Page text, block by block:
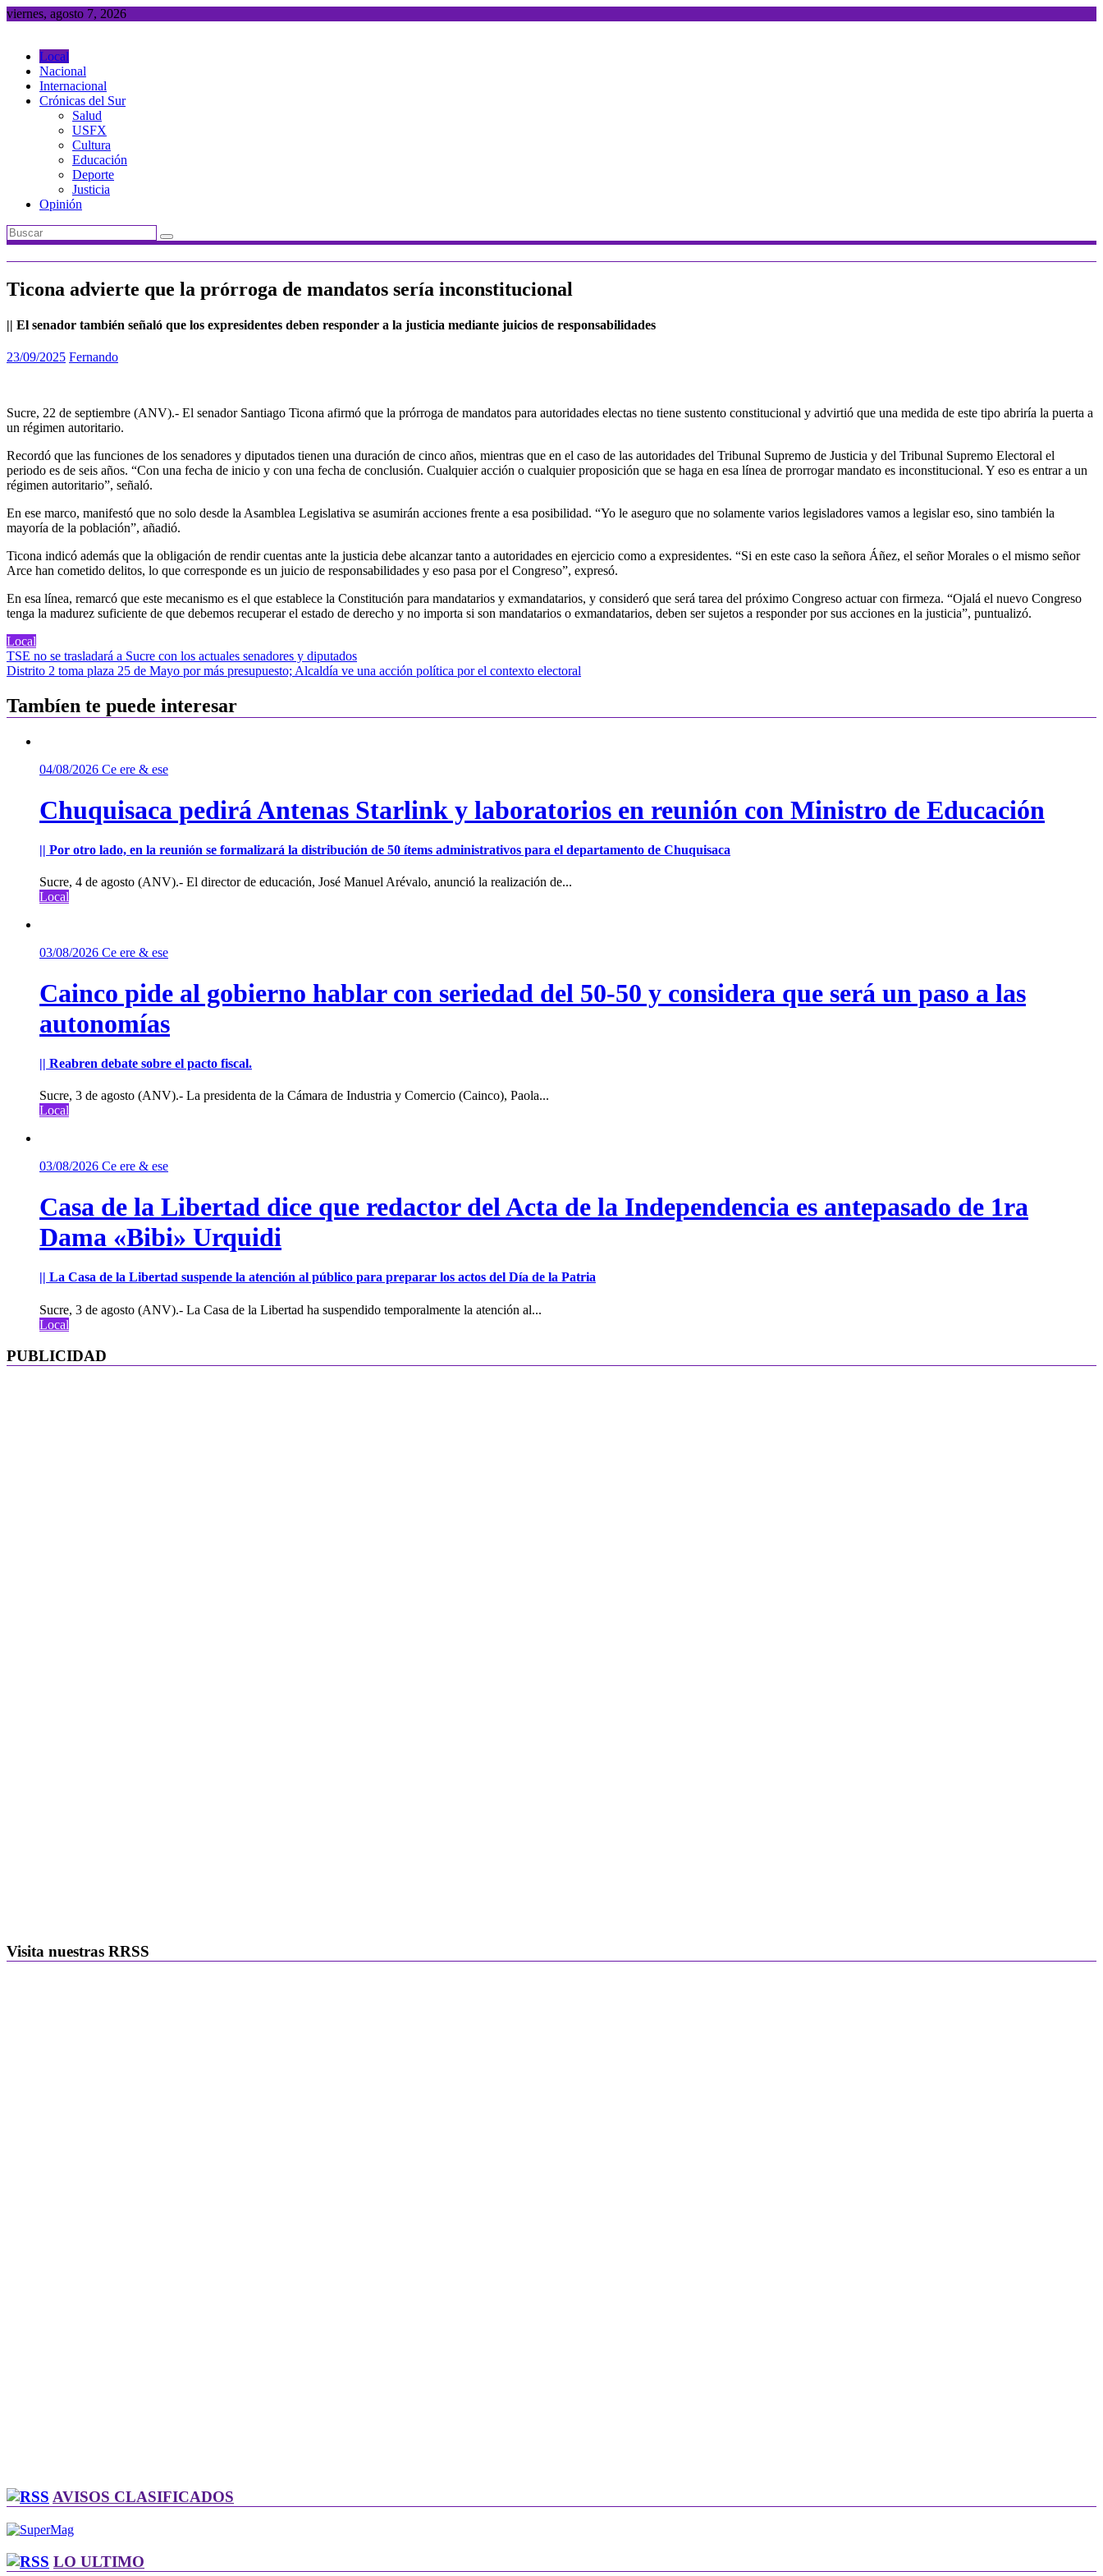
Saltar
viernes, agosto 7, 2026
Local
Nacional
Internacional
Crónicas del Sur
Salud
USFX
Cultura
Educación
Deporte
Justicia
Opinión
Ticona advierte que la prórroga de mandatos sería inconstitucional
|| El senador también señaló que los expresidentes deben responder a la justicia mediante juicios de responsabilidades
23/09/2025 Fernando
Sucre, 22 de septiembre (ANV).- El senador Santiago Ticona afirmó que la prórroga de mandatos para autoridades electas no tiene sustento constitucional y advirtió que una medida de este tipo abriría la puerta a
un régimen autoritario.
Recordó que las funciones de los senadores y diputados tienen una duración de cinco años, mientras que en el caso de las autoridades del Tribunal Supremo de Justicia y del Tribunal Supremo Electoral el
periodo es de seis años. “Con una fecha de inicio y con una fecha de conclusión. Cualquier acción o cualquier proposición que se haga en esa línea de prorrogar mandato es inconstitucional. Y eso es entrar a un
régimen autoritario”, señaló.
En ese marco, manifestó que no solo desde la Asamblea Legislativa se asumirán acciones frente a esa posibilidad. “Yo le aseguro que no solamente varios legisladores vamos a legislar eso, sino también la
mayoría de la población”, añadió.
Ticona indicó además que la obligación de rendir cuentas ante la justicia debe alcanzar tanto a autoridades en ejercicio como a expresidentes. “Si en este caso la señora Áñez, el señor Morales o el mismo señor
Arce han cometido delitos, lo que corresponde es un juicio de responsabilidades y eso pasa por el Congreso”, expresó.
En esa línea, remarcó que este mecanismo es el que establece la Constitución para mandatarios y exmandatarios, y consideró que será tarea del próximo Congreso actuar con firmeza. “Ojalá el nuevo Congreso
tenga la madurez suficiente de que debemos recuperar el estado de derecho y no importa si son mandatarios o exmandatarios, deben ser sujetos a responder por sus acciones en la justicia”, puntualizó.
Local
Navegación
de
entradas
TSE no se trasladará a Sucre con los actuales senadores y diputados
Distrito 2 toma plaza 25 de Mayo por más presupuesto; Alcaldía ve una acción política por el contexto electoral
Tambíen te puede interesar
04/08/2026 Ce ere & ese
Chuquisaca pedirá Antenas Starlink y laboratorios en reunión con Ministro de Educación
|| Por otro lado, en la reunión se formalizará la distribución de 50 ítems administrativos para el departamento de Chuquisaca
Sucre, 4 de agosto (ANV).- El director de educación, José Manuel Arévalo, anunció la realización de...
Local
03/08/2026 Ce ere & ese
Cainco pide al gobierno hablar con seriedad del 50-50 y considera que será un paso a las
autonomías
|| Reabren debate sobre el pacto fiscal.
Sucre, 3 de agosto (ANV).- La presidenta de la Cámara de Industria y Comercio (Cainco), Paola...
Local
03/08/2026 Ce ere & ese
Casa de la Libertad dice que redactor del Acta de la Independencia es antepasado de 1ra
Dama «Bibi» Urquidi
|| La Casa de la Libertad suspende la atención al público para preparar los actos del Día de la Patria
Sucre, 3 de agosto (ANV).- La Casa de la Libertad ha suspendido temporalmente la atención al...
Local
PUBLICIDAD
Visita nuestras RRSS
AVISOS CLASIFICADOS
LO ULTIMO